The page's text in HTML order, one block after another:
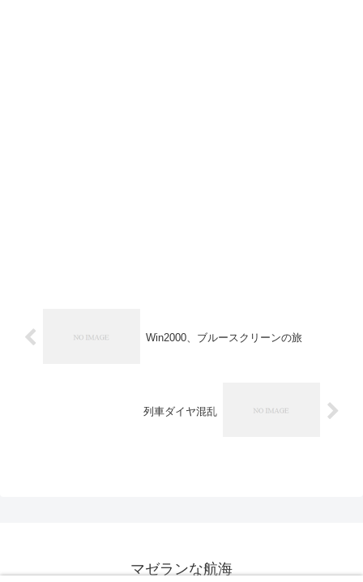
Win2000、ブルースクリーンの旅
列車ダイヤ混乱
マゼランな航海